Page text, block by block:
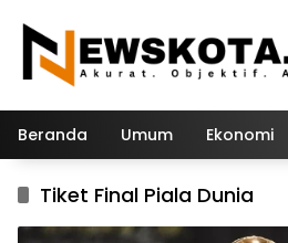
konten
Beranda Umum Ekonomi
Tiket Final Piala Dunia